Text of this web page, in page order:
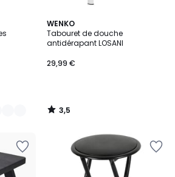
WENKO
Tabouret de douche
antidérapant LOSANI
29,99 €
3,5
/ 5
3,5
/